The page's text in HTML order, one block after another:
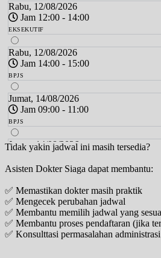
Rabu, 12/08/2026
Jam 12:00 - 14:00
EKSEKUTIF
Rabu, 12/08/2026
Jam 14:00 - 15:00
BPJS
Jumat, 14/08/2026
Jam 09:00 - 11:00
BPJS
Jumat, 14/08/2026
Jam 13:00 - 15:00
BPJS
Jumat, 14/08/2026
Jam 15:00 - 17:00
EKSEKUTIF
Selasa, 18/08/2026
Tidak yakin jadwal ini masih tersedia?
Asisten Dokter Siaga dapat membantu:
✅ Memastikan dokter masih praktik
✅ Mengecek perubahan jadwal
✅ Membantu memilih jadwal yang
✅ Membantu proses pendaftaran (jika
✅ Konsulttasi permasalahan